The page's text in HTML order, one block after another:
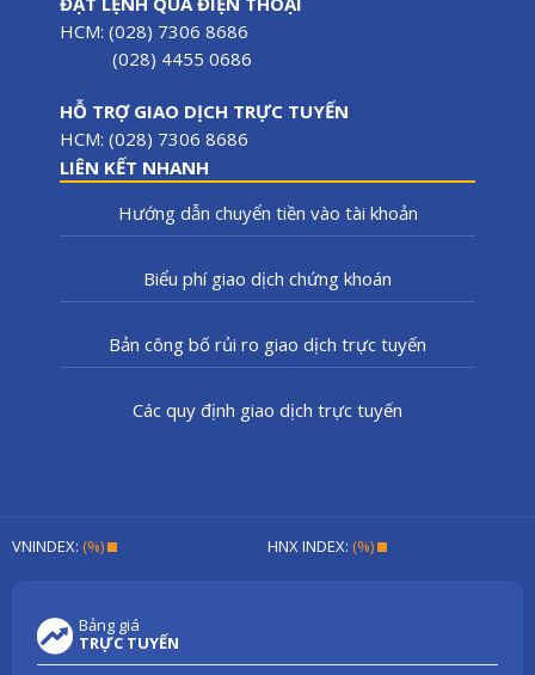
HCM: (028) 7306 8686
(028) 4455 0686
HỖ TRỢ GIAO DỊCH TRỰC TUYẾN
HCM: (028) 7306 8686
LIÊN KẾT NHANH
Hướng dẫn chuyển tiền vào tài khoản
Biểu phí giao dịch chứng khoán
Bản công bố rủi ro giao dịch trực tuyến
Các quy định giao dịch trực tuyến
VNINDEX: (%) HNX INDEX: (%)
Bảng giá
TRỰC TUYẾN